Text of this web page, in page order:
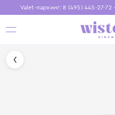
Valet-паркинг: 8 (495) 445-27-
Бесплатная доставка
Установите приложение,